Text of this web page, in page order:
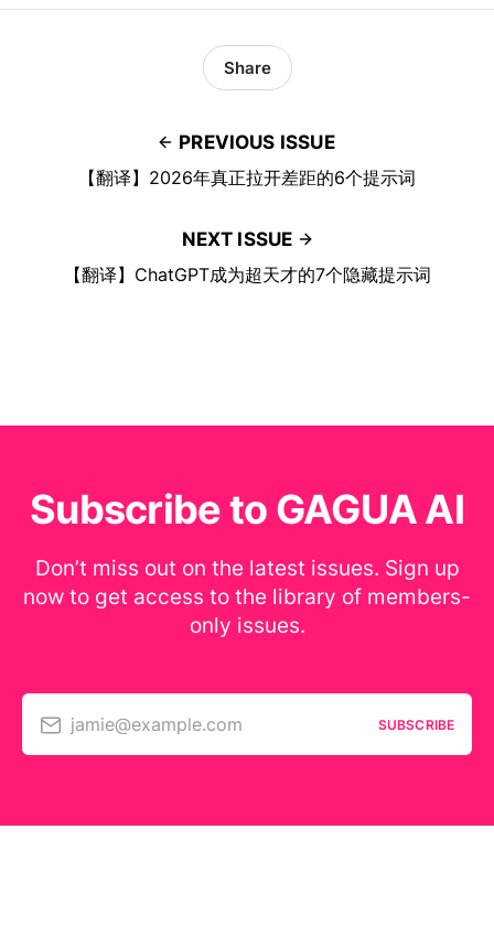
PREVIOUS ISSUE
【翻译】2026年真正拉开差距的6个提示词
Share
NEXT ISSUE
【翻译】ChatGPT成为超天才的7个隐藏提示词
Subscribe to GAGUA AI
Don’t miss out on the latest issues. Sign up
now to get access to the library of members-
only issues.
jamie@example.com SUBSCRIBE